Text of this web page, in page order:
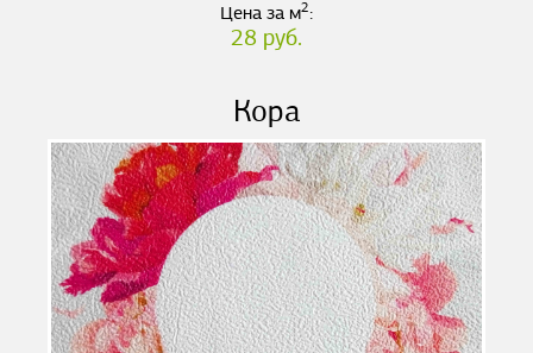
Цена за м2:
28 руб.
Кора